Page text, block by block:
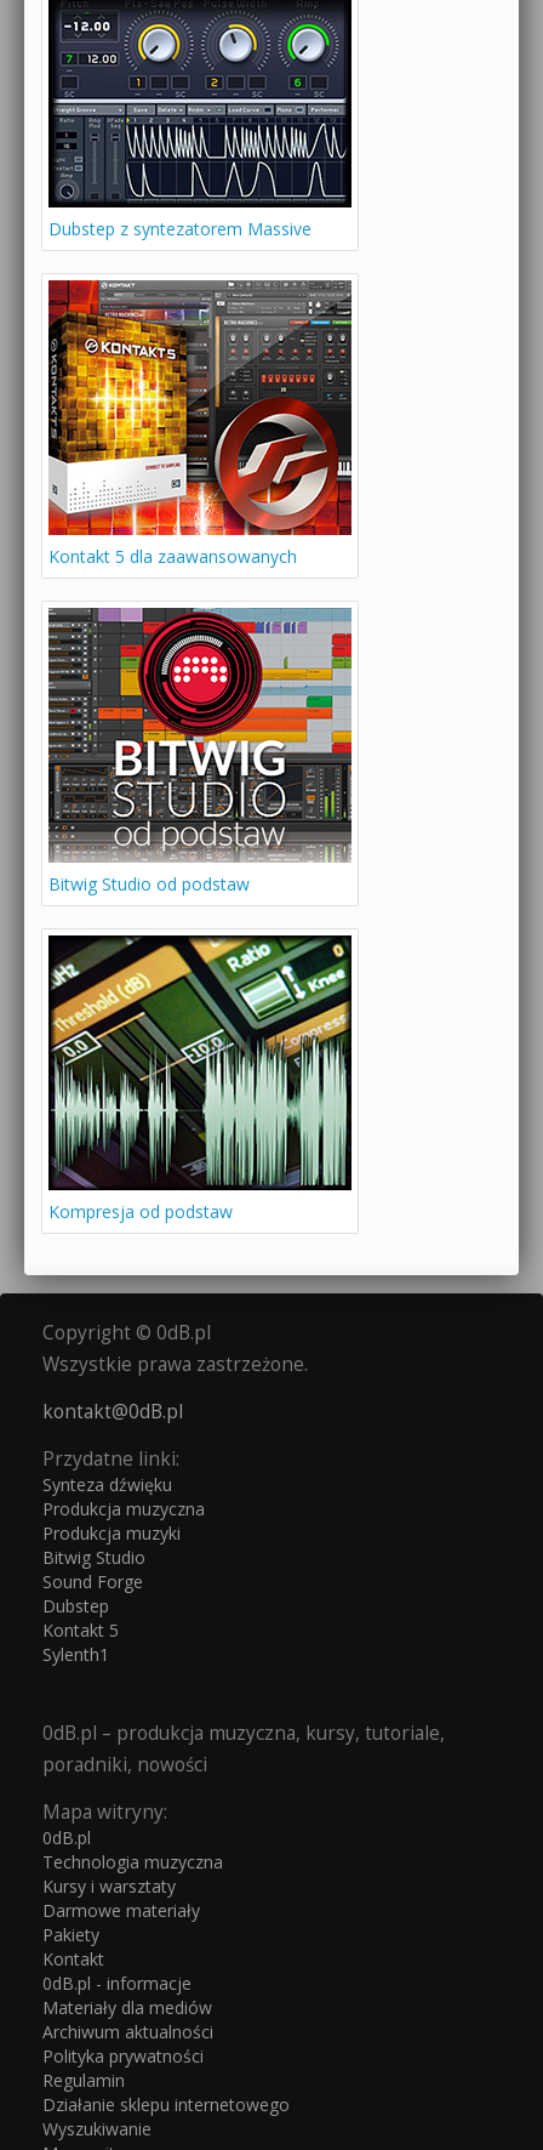
Dubstep z syntezatorem Massive
Kontakt 5 dla zaawansowanych
Bitwig Studio od podstaw
Kompresja od podstaw
Copyright © 0dB.pl
Wszystkie prawa zastrzeżone.
kontakt@0dB.pl
Przydatne linki:
Synteza dźwięku
Produkcja muzyczna
Produkcja muzyki
Bitwig Studio
Sound Forge
Dubstep
Kontakt 5
Sylenth1
0dB.pl – produkcja muzyczna, kursy, tutoriale,
poradniki, nowości
Mapa witryny:
0dB.pl
Technologia muzyczna
Kursy i warsztaty
Darmowe materiały
Pakiety
Kontakt
0dB.pl - informacje
Materiały dla mediów
Archiwum aktualności
Polityka prywatności
Regulamin
Działanie sklepu internetowego
Wyszukiwanie